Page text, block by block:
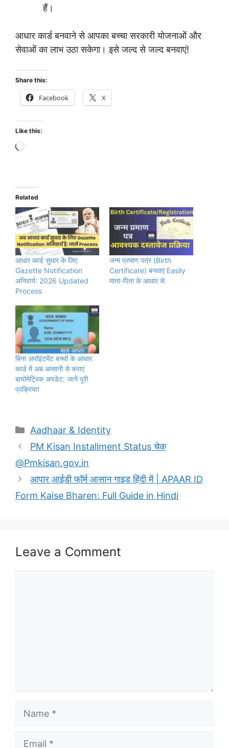
हैं।
आधार कार्ड बनवाने से आपका बच्चा सरकारी योजनाओं और
सेवाओं का लाभ उठा सकेगा। इसे जल्द से जल्द बनवाएं!
Share this:
Facebook X
Like this:
Loading…
Related
आधार कार्ड सुधार के लिए
Gazette Notification
अनिवार्य: 2026 Updated
Process
जन्म प्रमाण पत्र (Birth
Certificate) बनवाएं Easily
माता-पिता के आधार से
बिना अपॉइंटमेंट बच्चों के आधार
कार्ड में अब आसानी से कराएं
बायोमेट्रिक अपडेट: जानें पूरी
प्रक्रिया!
Categories
Aadhaar & Identity
PM Kisan Installment Status चेक
@Pmkisan.gov.in
आपार आईडी फॉर्म आसान गाइड हिंदी में | APAAR ID
Form Kaise Bharen: Full Guide in Hindi
Leave a Comment